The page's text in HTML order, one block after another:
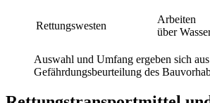
Rettungswesten
Arbeiten
über
Auswahl und Umfang ergeben sich
Gefährdungsbeurteilung des